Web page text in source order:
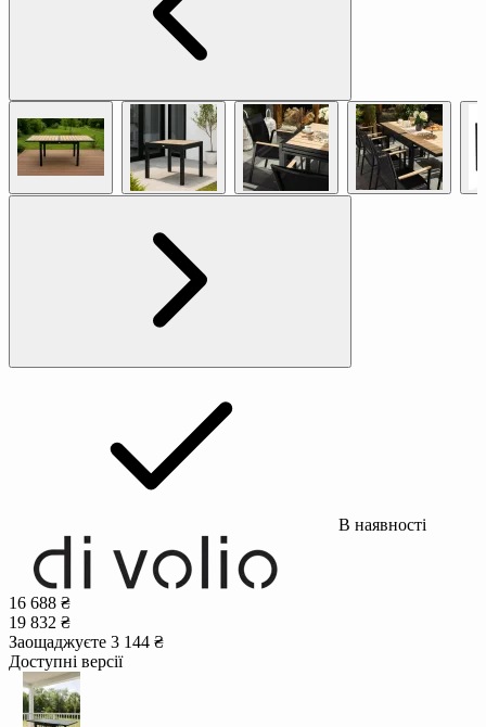
В наявності
16 688 ₴
19 832 ₴
Заощаджуєте 3 144 ₴
Доступні версії